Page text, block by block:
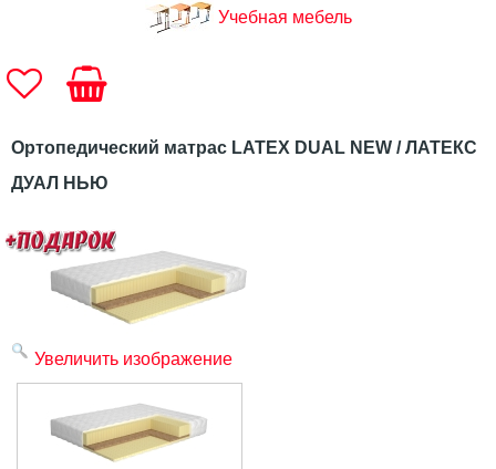
Учебная мебель
Ортопедический матрас LATEX DUAL NEW / ЛАТЕКС
ДУАЛ НЬЮ
Увеличить изображение